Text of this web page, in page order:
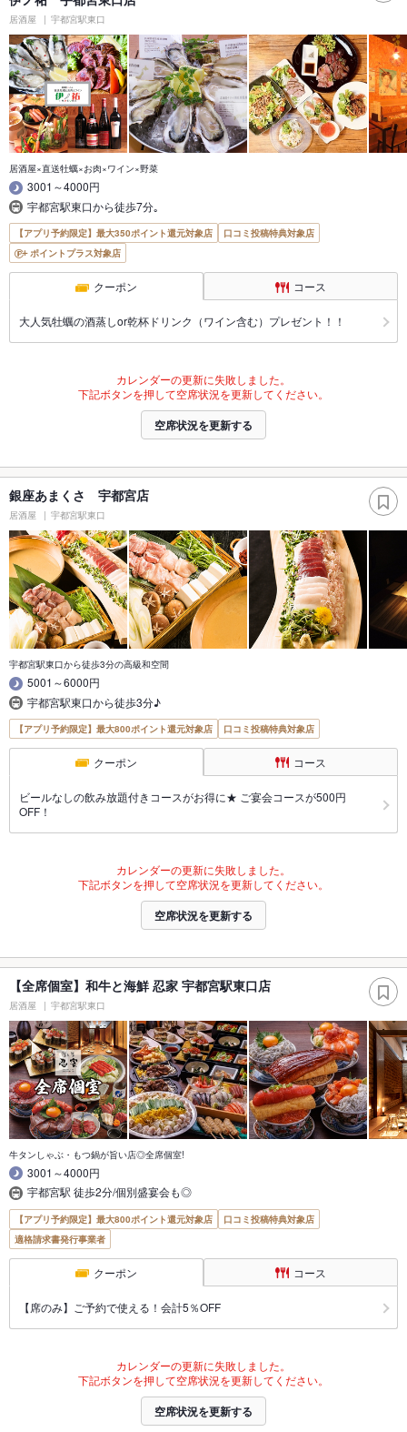
居酒屋 宇都宮駅東口
居酒屋×直送牡蠣×お肉×ワイン×野菜
3001～4000円
宇都宮駅東口から徒歩7分｡
【アプリ予約限定】最大350ポイント還元対象店
口コミ投稿特典対象店
ポイントプラス対象店
クーポン コース
大人気牡蠣の酒蒸しor乾杯ドリンク（ワイン含む）プレゼント！！
カレンダーの更新に失敗しました。
下記ボタンを押して空席状況を更新してください。
空席状況を更新する
銀座あまくさ 宇都宮店
居酒屋 宇都宮駅東口
宇都宮駅東口から徒歩3分の高級和空間
5001～6000円
宇都宮駅東口から徒歩3分♪
【アプリ予約限定】最大800ポイント還元対象店 口コミ投稿特典対象店
クーポン コース
ビールなしの飲み放題付きコースがお得に★ ご宴会コースが500円
OFF！
カレンダーの更新に失敗しました。
下記ボタンを押して空席状況を更新してください。
空席状況を更新する
【全席個室】和牛と海鮮 忍家 宇都宮駅東口店
居酒屋 宇都宮駅東口
牛タンしゃぶ・もつ鍋が旨い店◎全席個室!
3001～4000円
宇都宮駅 徒歩2分/個別盛宴会も◎
【アプリ予約限定】最大800ポイント還元対象店
口コミ投稿特典対象店
適格請求書発行事業者
クーポン コース
【席のみ】ご予約で使える！会計5％OFF
カレンダーの更新に失敗しました。
下記ボタンを押して空席状況を更新してください。
空席状況を更新する